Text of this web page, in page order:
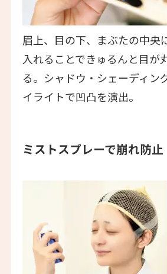
眉上、目の下、まぶたの中央
入れることできゅるんと目が
る。シャドウ・シェーディン
イライトで凹凸を演出。
ミストスプレーで崩れ防止